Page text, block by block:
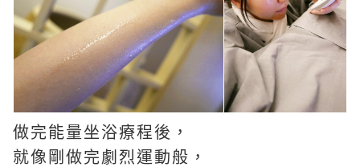
做完能量坐浴療程後，
就像剛做完劇烈運動般，